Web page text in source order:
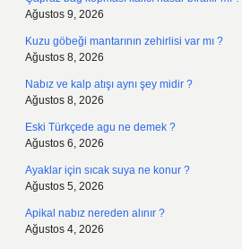
Ağustos 9, 2026
Kuzu göbeği mantarının zehirlisi var mı ?
Ağustos 8, 2026
Nabız ve kalp atışı aynı şey midir ?
Ağustos 8, 2026
Eski Türkçede agu ne demek ?
Ağustos 6, 2026
Ayaklar için sıcak suya ne konur ?
Ağustos 5, 2026
Apikal nabız nereden alınır ?
Ağustos 4, 2026